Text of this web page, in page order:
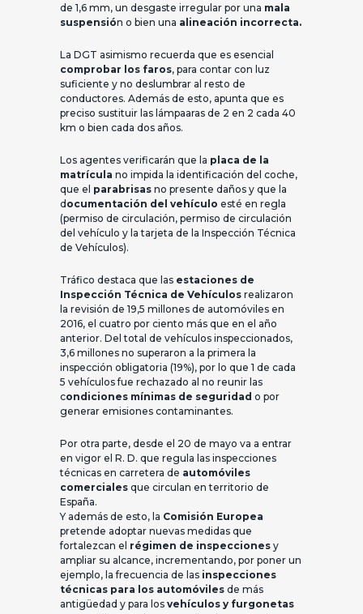
de 1,6 mm, un desgaste irregular por una mala
suspensión o bien una alineación incorrecta.
La DGT asimismo recuerda que es esencial
comprobar los faros, para contar con luz
suficiente y no deslumbrar al resto de
conductores. Además de esto, apunta que es
preciso sustituir las lámpaaras de 2 en 2 cada 40
km o bien cada dos años.
Los agentes verificarán que la placa de la
matrícula no impida la identificación del coche,
que el parabrisas no presente daños y que la
documentación del vehículo esté en regla
(permiso de circulación, permiso de circulación
del vehículo y la tarjeta de la Inspección Técnica
de Vehículos).
Tráfico destaca que las estaciones de
Inspección Técnica de Vehículos realizaron
la revisión de 19,5 millones de automóviles en
2016, el cuatro por ciento más que en el año
anterior. Del total de vehículos inspeccionados,
3,6 millones no superaron a la primera la
inspección obligatoria (19%), por lo que 1 de cada
5 vehículos fue rechazado al no reunir las
condiciones mínimas de seguridad o por
generar emisiones contaminantes.
Por otra parte, desde el 20 de mayo va a entrar
en vigor el R. D. que regula las inspecciones
técnicas en carretera de automóviles
comerciales que circulan en territorio de
España.
Y además de esto, la Comisión Europea
pretende adoptar nuevas medidas que
fortalezcan el régimen de inspecciones y
ampliar su alcance, incrementando, por poner un
ejemplo, la frecuencia de las inspecciones
técnicas para los automóviles de más
antigüedad y para los vehículos y furgonetas